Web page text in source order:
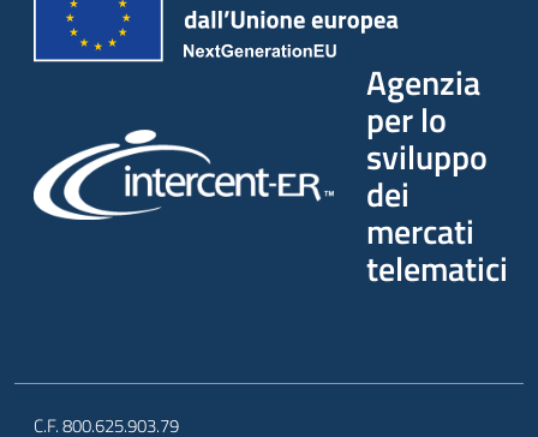
Agenzia
per lo
sviluppo
dei
mercati
telematici
C.F. 800.625.903.79